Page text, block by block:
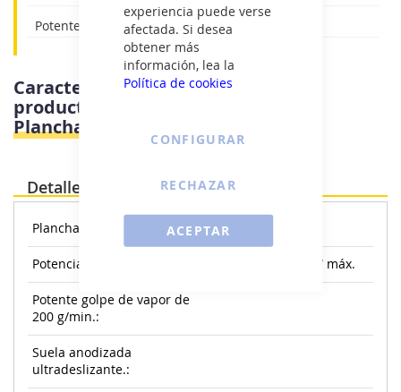
experiencia puede verse
afectada. Si desea
obtener más
información, lea la
Política de cookies
ACEPTAR
CONFIGURAR
RECHAZAR
Potente golpe de vapor de 200 g/min.
Características e información del
producto
Plancha 3000W
Detalles
Plancha ropa:
Potencia: 3000W máx.
Potente golpe de vapor de
200 g/min.:
Suela anodizada
ultradeslizante.: